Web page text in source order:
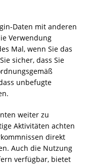
Daten mit anderen
Verwendung
Mal, wenn Sie das
sicher, dass Sie
unbefugte
weiter zu
Aktivitäten achten
direkt
Auch die Nutzung
verfügbar, bietet